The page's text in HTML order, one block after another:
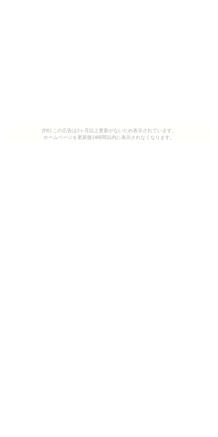
[PR] この広告は3ヶ月以上更新がないため表示されています。
ホームページを更新後24時間以内に表示されなくなります。